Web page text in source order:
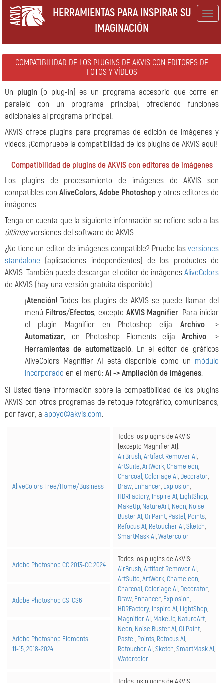
HERRAMIENTAS PARA INSPIRAR SU
IMAGINACIÓN
COMPATIBILIDAD DE LOS PLUGINS DE AKVIS CON EDITORES DE
FOTOS Y VÍDEOS
Un plugin(o plug-in) es un programa accesorio que corre en
paralelo con un programa principal, ofreciendo funciones
adicionales al programa principal.
AKVIS ofrece plugins para programas de edición de imágenes y
vídeos. ¡Compruebe la compatibilidad de los plugins de AKVIS aquí!
Compatibilidad de plugins de AKVIS con editores de imágenes
Los plugins de procesamiento de imágenes de AKVIS son
compatibles con AliveColors, Adobe Photoshopy otros editores de
imágenes.
Tenga en cuenta que la siguiente información se refiere solo a las
últimasversiones del software de AKVIS.
¿No tiene un editor de imágenes compatible? Pruebe lasversiones
standalone (aplicaciones independientes) de los productos de
AKVIS. También puede descargar el editor de imágenesAliveColors
de AKVIS (hay una versión gratuita disponible).
¡Atención! Todos los plugins de AKVIS se puede llamar del
menú Filtros/Efectos, excepto AKVIS Magnifier. Para iniciar
el plugin Magnifier en Photoshop elija Archivo->
Automatizar, en Photoshop Elements elija Archivo->
Herramientas de automatizació. En el editor de gráficos
AliveColors Magnifier AI está disponible como un módulo
incorporado en el menú:AI -> Ampliación de imágenes.
Si Usted tiene información sobre la compatibilidad de los plugins
AKVIS con otros programas de retoque fotográfico, comunícanos,
por favor, a apoyo@akvis.com.
AliveColors Free/Home/Business
Todos los plugins de AKVIS
(excepto Magnifier AI):
AirBrush,Artifact Remover AI,
ArtSuite,ArtWork,Chameleon,
Charcoal,Coloriage AI, Decorator,
Draw, Enhancer, Explosion,
HDRFactory, Inspire AI, LightShop,
MakeUp, NatureArt, Neon, Noise
Buster AI,OilPaint, Pastel, Points,
Refocus AI, Retoucher AI,Sketch,
SmartMask AI,Watercolor
Adobe Photoshop CC 2013-CC 2024
Todos los plugins de AKVIS:
AirBrush,Artifact Remover AI,
ArtSuite,ArtWork,Chameleon,
Charcoal,Coloriage AI, Decorator,
Draw, Enhancer, Explosion,
HDRFactory, Inspire AI, LightShop,
Magnifier AI, MakeUp, NatureArt,
Neon, Noise Buster AI,OilPaint,
Pastel, Points, Refocus AI,
Retoucher AI,Sketch,SmartMask AI,
Watercolor
Adobe Photoshop CS-CS6
Adobe Photoshop Elements
11-15, 2018-2024